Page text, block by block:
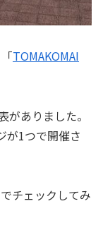
TOMAKOMAI
ありました。
が1つで開催さ
チェックしてみ